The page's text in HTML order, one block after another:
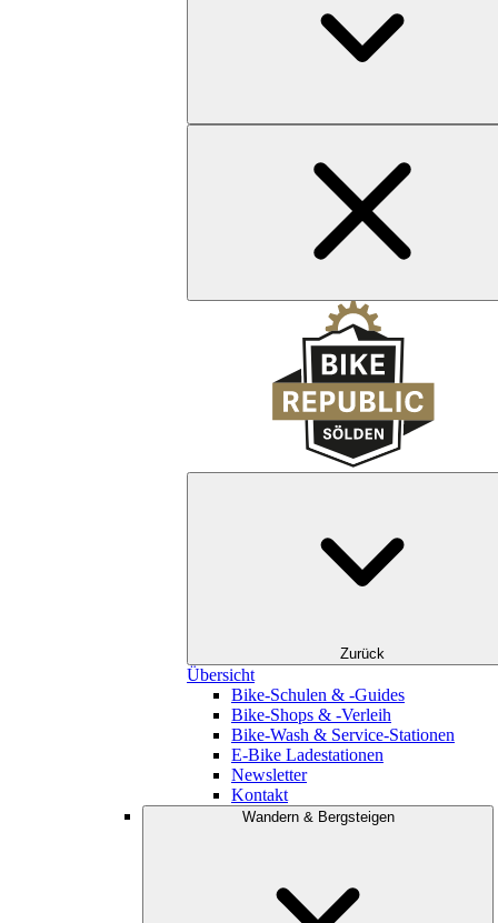
Zurück
Übersicht
Bike-Schulen & -Guides
Bike-Shops & -Verleih
Bike-Wash & Service-Stationen
E-Bike Ladestationen
Newsletter
Kontakt
Wandern & Bergsteigen